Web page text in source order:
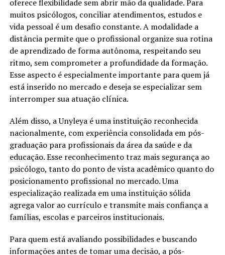
oferece flexibilidade sem abrir mão da qualidade. Para
muitos psicólogos, conciliar atendimentos, estudos e
vida pessoal é um desafio constante. A modalidade a
distância permite que o profissional organize sua rotina
de aprendizado de forma autônoma, respeitando seu
ritmo, sem comprometer a profundidade da formação.
Esse aspecto é especialmente importante para quem já
está inserido no mercado e deseja se especializar sem
interromper sua atuação clínica.
Além disso, a Unyleya é uma instituição reconhecida
nacionalmente, com experiência consolidada em pós-
graduação para profissionais da área da saúde e da
educação. Esse reconhecimento traz mais segurança ao
psicólogo, tanto do ponto de vista acadêmico quanto do
posicionamento profissional no mercado. Uma
especialização realizada em uma instituição sólida
agrega valor ao currículo e transmite mais confiança a
famílias, escolas e parceiros institucionais.
Para quem está avaliando possibilidades e buscando
informações antes de tomar uma decisão, a pós-